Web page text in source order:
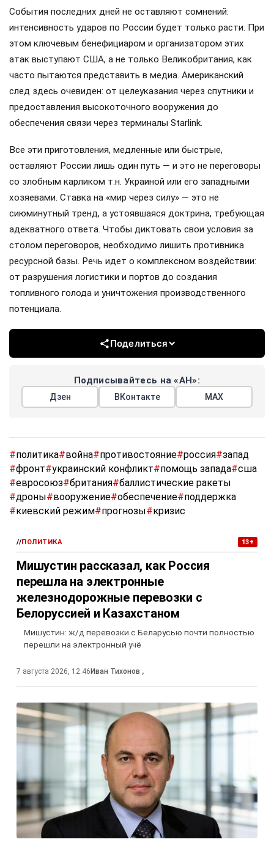
События последних дней не оставляют сомнений:
интенсивность ударов по России будет только расти. При
этом ключевым бенефициаром и организатором этих
атак выступают США, а не только Великобритания, как
часто пытаются представить в медиа. Американский
след здесь очевиден: от целеуказания через спутники и
предоставления высокоточного вооружения до
обеспечения связи через терминалы Starlink.
Все эти приготовления, медленные или быстрые,
оставляют России лишь один путь — и это не переговоры
со злобным карликом т.н. Украиной или его западными
хозяевами. Ставка на «мир через силу» — это не
сиюминутный тренд, а устоявшаяся доктрина, требующая
адекватного ответа. Чтобы диктовать свои условия за
столом переговоров, необходимо лишить противника
ресурсной базы. Речь идет о комплексном воздействии:
от разрушения логистики и портов до создания
топливного голода и уничтожения производственного
потенциала.
Поделиться
Подписывайтесь на «АН»:
Дзен ВКонтакте МАХ
#политика#война#противостояние#россия#запад
#фронт#украинский конфликт#помощь запада#сша
#евросоюз#британия#баллистические ракеты
#дроны#вооружение#обеспечение#поддержка
#киевский режим#прогнозы#кризис
//ПОЛИТИКА 13+
Мишустин рассказал, как Россия
перешла на электронные
железнодорожные перевозки с
Белоруссией и Казахстаном
Мишустин: ж/д перевозки с Беларусью почти полностью
перешли на электронный учё
7 августа 2026, 12:46 Иван Тихонов ,